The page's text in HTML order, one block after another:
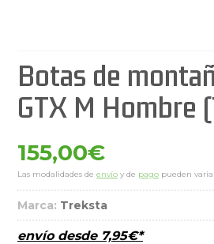
Botas de
GTX M Hombre
155,00€
Las modalidades de envío y de pago pueden
Marca: Treksta
envío desde 7,95€*